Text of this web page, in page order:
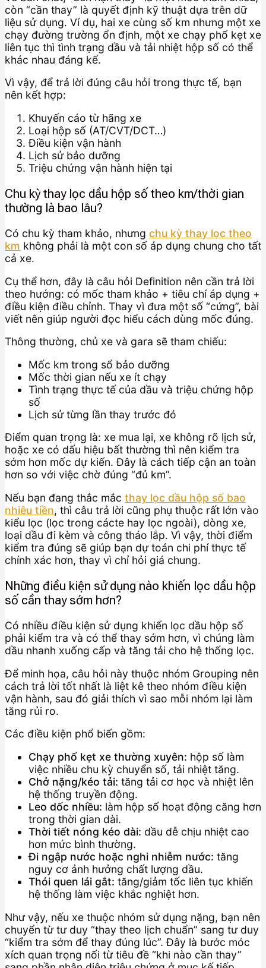
còn “cần thay” là quyết định kỹ thuật dựa trên dữ
liệu sử dụng. Ví dụ, hai xe cùng số km nhưng một xe
chạy đường trường ổn định, một xe chạy phố kẹt xe
liên tục thì tình trạng dầu và tải nhiệt hộp số có thể
khác nhau đáng kể.
Vì vậy, để trả lời đúng câu hỏi trong thực tế, bạn
nên kết hợp:
Khuyến cáo từ hãng xe
Loại hộp số (AT/CVT/DCT…)
Điều kiện vận hành
Lịch sử bảo dưỡng
Triệu chứng vận hành hiện tại
Chu kỳ thay lọc dầu hộp số theo km/thời gian
thường là bao lâu?
Có chu kỳ tham khảo, nhưng chu kỳ thay lọc theo
km không phải là một con số áp dụng chung cho tất
cả xe.
Cụ thể hơn, đây là câu hỏi Definition nên cần trả lời
theo hướng: có mốc tham khảo + tiêu chí áp dụng +
điều kiện điều chỉnh. Thay vì đưa một số “cứng”, bài
viết nên giúp người đọc hiểu cách dùng mốc đúng.
Thông thường, chủ xe và gara sẽ tham chiếu:
Mốc km trong sổ bảo dưỡng
Mốc thời gian nếu xe ít chạy
Tình trạng thực tế của dầu và triệu chứng hộp
số
Lịch sử từng lần thay trước đó
Điểm quan trọng là: xe mua lại, xe không rõ lịch sử,
hoặc xe có dấu hiệu bất thường thì nên kiểm tra
sớm hơn mốc dự kiến. Đây là cách tiếp cận an toàn
hơn so với việc chờ đúng “đủ km”.
Nếu bạn đang thắc mắc thay lọc dầu hộp số bao
nhiêu tiền, thì câu trả lời cũng phụ thuộc rất lớn vào
kiểu lọc (lọc trong cácte hay lọc ngoài), dòng xe,
loại dầu đi kèm và công tháo lắp. Vì vậy, thời điểm
kiểm tra đúng sẽ giúp bạn dự toán chi phí thực tế
chính xác hơn, thay vì chỉ hỏi giá chung.
Những điều kiện sử dụng nào khiến lọc dầu hộp
số cần thay sớm hơn?
Có nhiều điều kiện sử dụng khiến lọc dầu hộp số
phải kiểm tra và có thể thay sớm hơn, vì chúng làm
dầu nhanh xuống cấp và tăng tải cho hệ thống lọc.
Để minh họa, câu hỏi này thuộc nhóm Grouping nên
cách trả lời tốt nhất là liệt kê theo nhóm điều kiện
vận hành, sau đó giải thích vì sao mỗi nhóm lại làm
tăng rủi ro.
Các điều kiện phổ biến gồm:
Chạy phố kẹt xe thường xuyên: hộp số làm
việc nhiều chu kỳ chuyển số, tải nhiệt tăng.
Chở nặng/kéo tải: tăng tải cơ học và nhiệt lên
hệ thống truyền động.
Leo dốc nhiều: làm hộp số hoạt động căng hơn
trong thời gian dài.
Thời tiết nóng kéo dài: dầu dễ chịu nhiệt cao
hơn mức bình thường.
Đi ngập nước hoặc nghi nhiễm nước: tăng
nguy cơ ảnh hưởng chất lượng dầu.
Thói quen lái gắt: tăng/giảm tốc liên tục khiến
hệ thống làm việc khắc nghiệt hơn.
Như vậy, nếu xe thuộc nhóm sử dụng nặng, bạn nên
chuyển từ tư duy “thay theo lịch chuẩn” sang tư duy
“kiểm tra sớm để thay đúng lúc”. Đây là bước móc
xích quan trọng nối từ tiêu đề “khi nào cần thay”